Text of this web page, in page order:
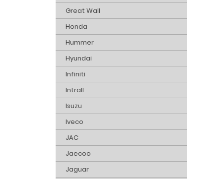
Great Wall
Honda
Hummer
Hyundai
Infiniti
Intrall
Isuzu
Iveco
JAC
Jaecoo
Jaguar